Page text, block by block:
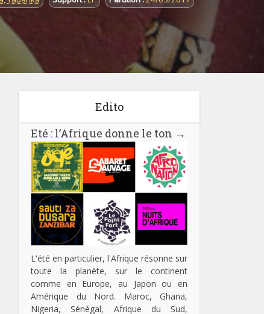
Edito
Eté : l’Afrique donne le ton →
L'été en particulier, l'Afrique résonne sur
toute la planète, sur le continent
comme en Europe, au Japon ou en
Amérique du Nord. Maroc, Ghana,
Nigeria, Sénégal, Afrique du Sud,